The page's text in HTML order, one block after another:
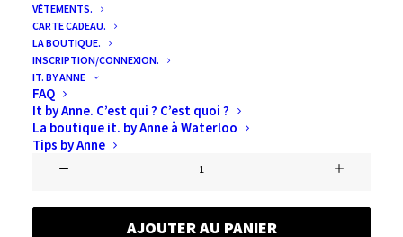
VÊTEMENTS.
CARTE CADEAU.
LA BOUTIQUE.
INSCRIPTION/CONNEXION.
IT. BY ANNE
FAQ
It by Anne. C’est qui ? C’est quoi ?
La boutique it. by Anne à Waterloo
Tips by Anne
Accueil Articles LIVE
XAVIER2
€1,00
Xavier2
AJOUTER AU PANIER